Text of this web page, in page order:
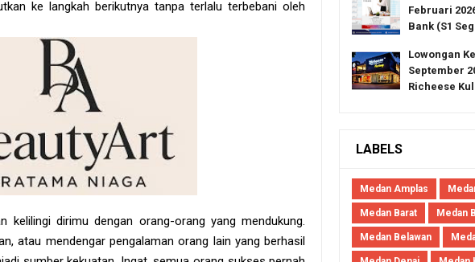
ke langkah berikutnya tanpa terlalu terbebani oleh
kelilingi dirimu dengan orang-orang yang mendukung.
atau mendengar pengalaman orang lain yang berhasil
Februari
Bank (S1
Lowongan
September
Richeese
LABELS
Medan Amplas
Medan Barat Medan
Medan Belawan